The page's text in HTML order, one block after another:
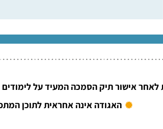
אישור תיק הסמכה המעיד על
האגודה אינה אחראית לתוכן